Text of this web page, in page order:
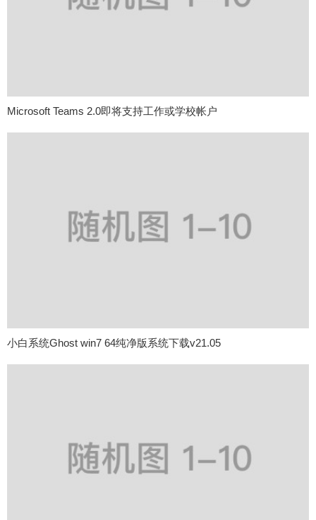
Microsoft Teams 2.0即将支持工作或学校帐户
小白系统Ghost win7 64纯净版系统下载v21.05